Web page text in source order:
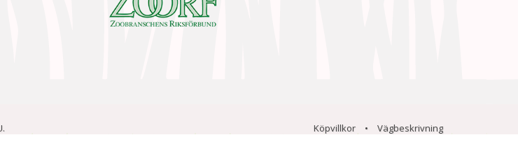
Köpvillkor • Vägbeskrivning